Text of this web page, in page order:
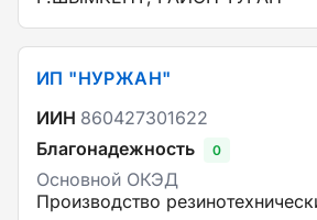
ИП "НУРЖАН"
ИИН 860427301622
Благонадежность
0
Основной ОКЭД
Производство